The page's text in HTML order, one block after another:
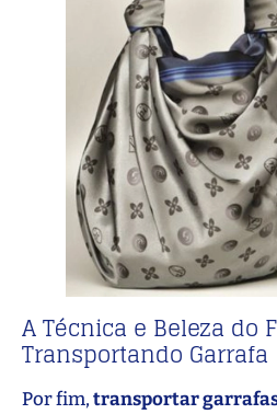
A Técnica e Beleza do
Transportando Garrafa
Por fim,transportar